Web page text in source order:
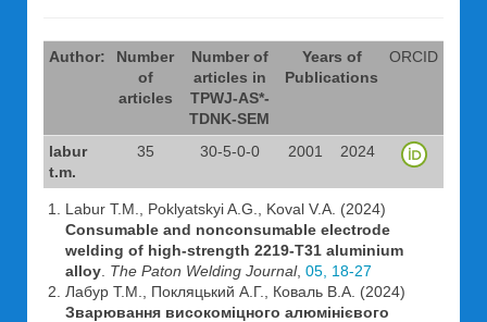
Author:
Number
of
articles
Number of
articles in
TPWJ-AS*-
TDNK-SEM
Years of
Publications
ORCID
labur
t.m.
35 30-5-0-0 2001 2024
Labur T.M., Poklyatskyi A.G., Koval V.A. (2024)
Consumable and nonconsumable electrode
welding of high-strength 2219-T31 aluminium
alloy The Paton Welding Journal, 05, 18-27
Лабур Т.М., Покляцький А.Г., Коваль В.А. (2024)
Зварювання високоміцного алюмінієвого